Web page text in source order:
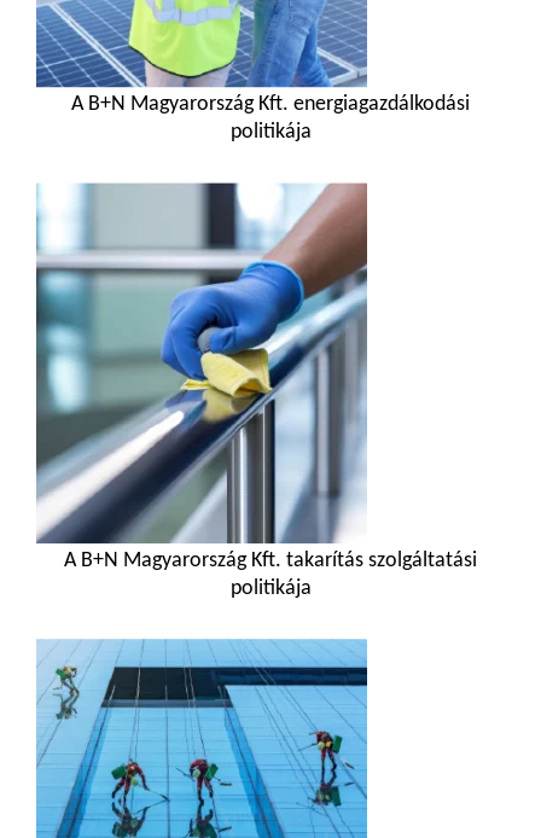
A B+N Magyarország Kft. energiagazdálkodási
politikája
A B+N Magyarország Kft. takarítás szolgáltatási
politikája